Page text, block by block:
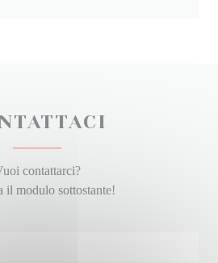
contattarci?
il modulo sottostante!